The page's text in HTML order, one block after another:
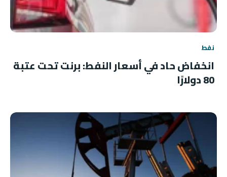
نفط
انخفاض حاد في أسعار النفط: برنت تحت عتبة
80 دولارًا